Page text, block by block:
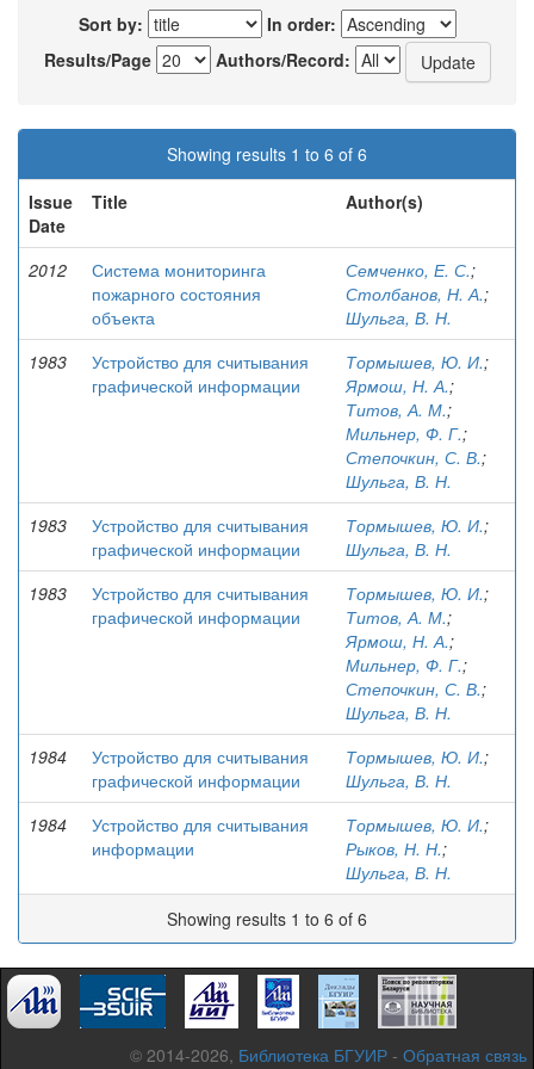
Sort by:
In order:
Results/Page
Authors/Record:
Showing results 1 to 6 of 6
Issue
Date
Title Author(s)
2012
Система мониторинга
пожарного состояния
объекта
Семченко, Е. С.;
Столбанов, Н. А.;
Шульга, В. Н.
1983
Устройство для считывания
графической информации
Тормышев, Ю. И.;
Ярмош, Н. А.;
Титов, А. М.;
Мильнер, Ф. Г.;
Степочкин, С. В.;
Шульга, В. Н.
1983
Устройство для считывания
графической информации
Тормышев, Ю. И.;
Шульга, В. Н.
1983
Устройство для считывания
графической информации
Тормышев, Ю. И.;
Титов, А. М.;
Ярмош, Н. А.;
Мильнер, Ф. Г.;
Степочкин, С. В.;
Шульга, В. Н.
1984
Устройство для считывания
графической информации
Тормышев, Ю. И.;
Шульга, В. Н.
1984
Устройство для считывания
информации
Тормышев, Ю. И.;
Рыков, Н. Н.;
Шульга, В. Н.
Showing results 1 to 6 of 6
© 2014-2026, Библиотека БГУИР - Обратная связь